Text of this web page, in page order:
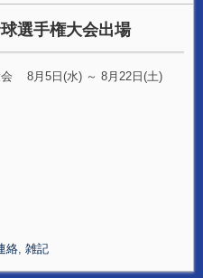
選手権大会出場
会 8月5日(水) ～ 8月22日(土)
絡, 雑記